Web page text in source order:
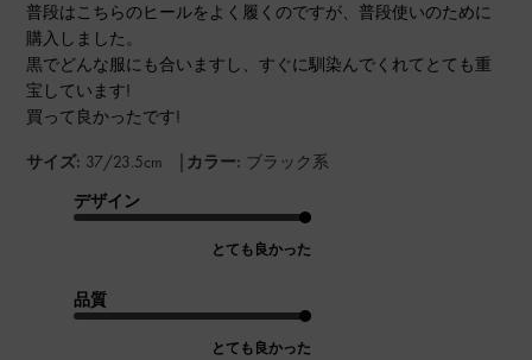
普段はこちらのヒールをよく履くのですが、普段使いのために
購入しました。
黒でどんな服にも合いますし、すぐに馴染んでくれてとても重
宝しています!
買って良かったです!
サイズ: 37/23.5cm | カラー: ブラック系
デザイン
とても良かった
品質
とても良かった